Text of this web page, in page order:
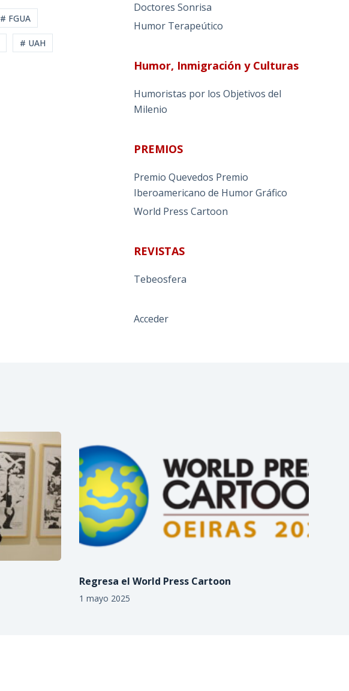
# FGUA
# UAH
Doctores Sonrisa
Humor Terapeútico
Humor, Inmigración y Culturas
Humoristas por los Objetivos del
Milenio
PREMIOS
Premio Quevedos Premio
Iberoamericano de Humor Gráfico
World Press Cartoon
REVISTAS
Tebeosfera
Acceder
Regresa el World Press Cartoon
1 mayo 2025